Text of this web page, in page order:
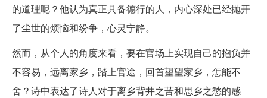
的道理呢？他认为真正具备德行的人，内心深处已经抛开
了尘世的烦恼和纷争，心灵宁静。
然而，从个人的角度来看，要在官场上实现自己的抱负并
不容易，远离家乡，踏上官途，回首望望家乡，怎能不
舍？诗中表达了诗人对于离乡背井之苦和思乡之愁的感